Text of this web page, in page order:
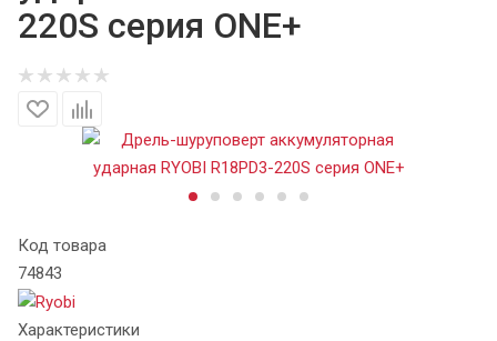
220S серия ONE+
Код товара
74843
Характеристики